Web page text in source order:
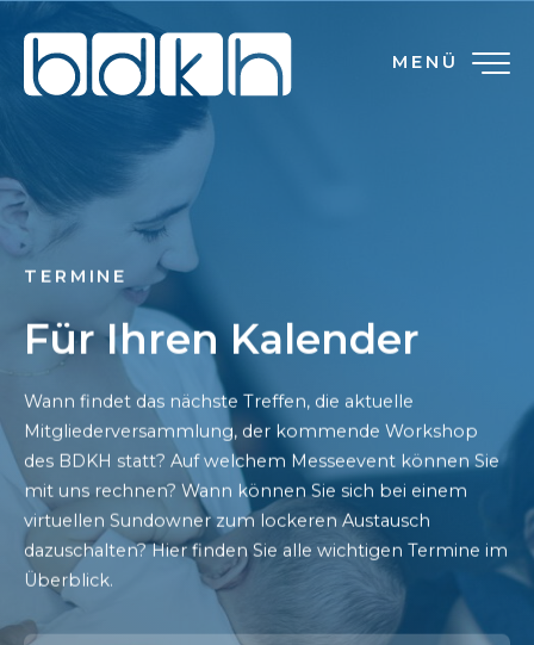
MENÜ
TERMINE
Für Ihren Kalender
Wann findet das nächste Treffen, die aktuelle
Mitgliederversammlung, der kommende Workshop
des BDKH statt? Auf welchem Messeevent können Sie
mit uns rechnen? Wann können Sie sich bei einem
virtuellen Sundowner zum lockeren Austausch
dazuschalten? Hier finden Sie alle wichtigen Termine im
Überblick.